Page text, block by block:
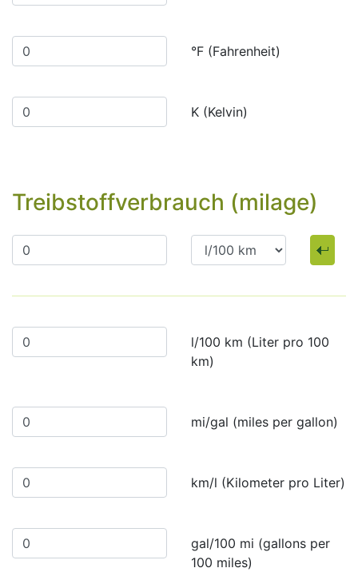
°F (Fahrenheit)
K (Kelvin)
Treibstoffverbrauch (milage)
l/100 km (Liter pro 100
km)
mi/gal (miles per gallon)
km/l (Kilometer pro Liter)
gal/100 mi (gallons per
100 miles)